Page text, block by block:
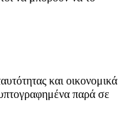
και οικονομικά
παρά σε